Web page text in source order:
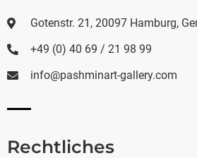
Gotenstr. 21, 20097 Hamburg,
+49 (0) 40 69 / 21 98 99
info@pashminart-gallery.com
Rechtliches